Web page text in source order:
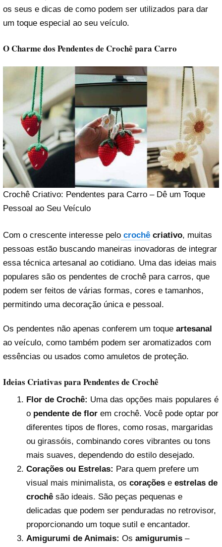
os seus e dicas de como podem ser utilizados para dar
um toque especial ao seu veículo.
O Charme dos Pendentes de Crochê para Carro
Crochê Criativo: Pendentes para Carro – Dê um Toque
Pessoal ao Seu Veículo
Com o crescente interesse pelo crochê criativo, muitas
pessoas estão buscando maneiras inovadoras de integrar
essa técnica artesanal ao cotidiano. Uma das ideias mais
populares são os pendentes de crochê para carros, que
podem ser feitos de várias formas, cores e tamanhos,
permitindo uma decoração única e pessoal.
Os pendentes não apenas conferem um toque artesanal
ao veículo, como também podem ser aromatizados com
essências ou usados como amuletos de proteção.
Ideias Criativas para Pendentes de Crochê
Flor de Crochê: Uma das opções mais populares é
o pendente de florem crochê. Você pode optar por
diferentes tipos de flores, como rosas, margaridas
ou girassóis, combinando cores vibrantes ou tons
mais suaves, dependendo do estilo desejado.
Corações ou Estrelas: Para quem prefere um
visual mais minimalista, os coraçõese estrelas de
crochêsão ideais. São peças pequenas e
delicadas que podem ser penduradas no retrovisor,
proporcionando um toque sutil e encantador.
Amigurumi de Animais: Os amigurumis–